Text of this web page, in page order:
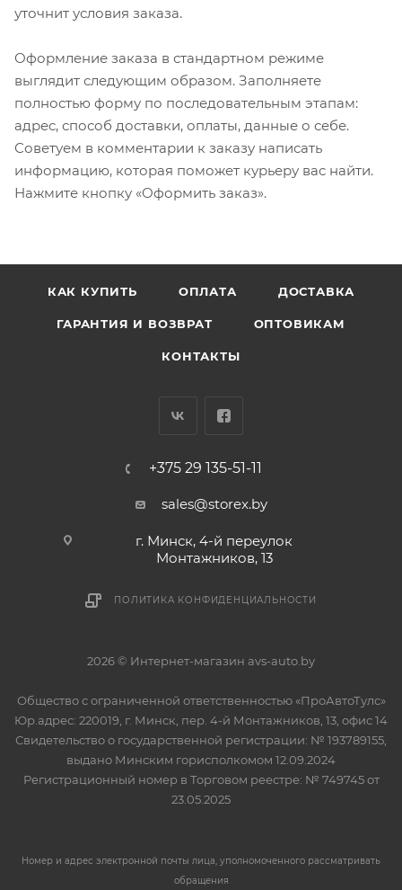
уточнит условия заказа.
Оформление заказа в стандартном режиме
выглядит следующим образом. Заполняете
полностью форму по последовательным этапам:
адрес, способ доставки, оплаты, данные о себе.
Советуем в комментарии к заказу написать
информацию, которая поможет курьеру вас найти.
Нажмите кнопку «Оформить заказ».
КАК КУПИТЬ ОПЛАТА ДОСТАВКА
ГАРАНТИЯ И ВОЗВРАТ ОПТОВИКАМ
КОНТАКТЫ
+375 29 135-51-11
sales@storex.by
г. Минск, 4-й переулок
Монтажников, 13
ПОЛИТИКА КОНФИДЕНЦИАЛЬНОСТИ
2026 © Интернет-магазин avs-auto.by
Общество с ограниченной ответственностью «ПроАвтоТулс»
Юр.адрес: 220019, г. Минск, пер. 4-й Монтажников, 13, офис 14
Свидетельство о государственной регистрации: № 193789155,
выдано Минским горисполкомом 12.09.2024
Регистрационный номер в Торговом реестре: № 749745 от
23.05.2025
Номер и адрес электронной почты лица, уполномоченного рассматривать
обращения